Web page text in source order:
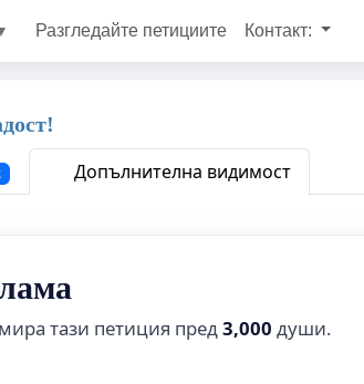
Разгледайте петициите Контакт:
Допълнителна видимост
тази петиция пред 3,000 души.